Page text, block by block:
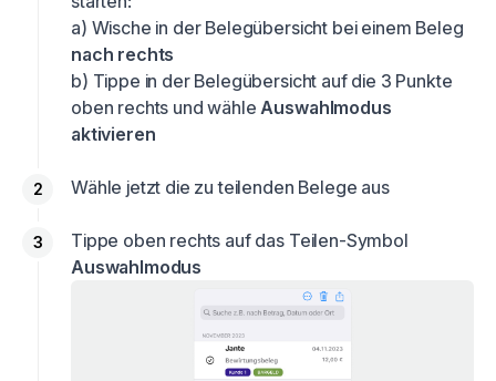
a) Wische in der Belegübersicht bei einem Beleg
nach rechts
b) Tippe in der Belegübersicht auf die 3 Punkte
oben rechts und wähleAuswahlmodus
aktivieren
Wähle jetzt die zu teilenden Belege aus
Tippe oben rechts auf das Teilen-Symbol
Auswahlmodus